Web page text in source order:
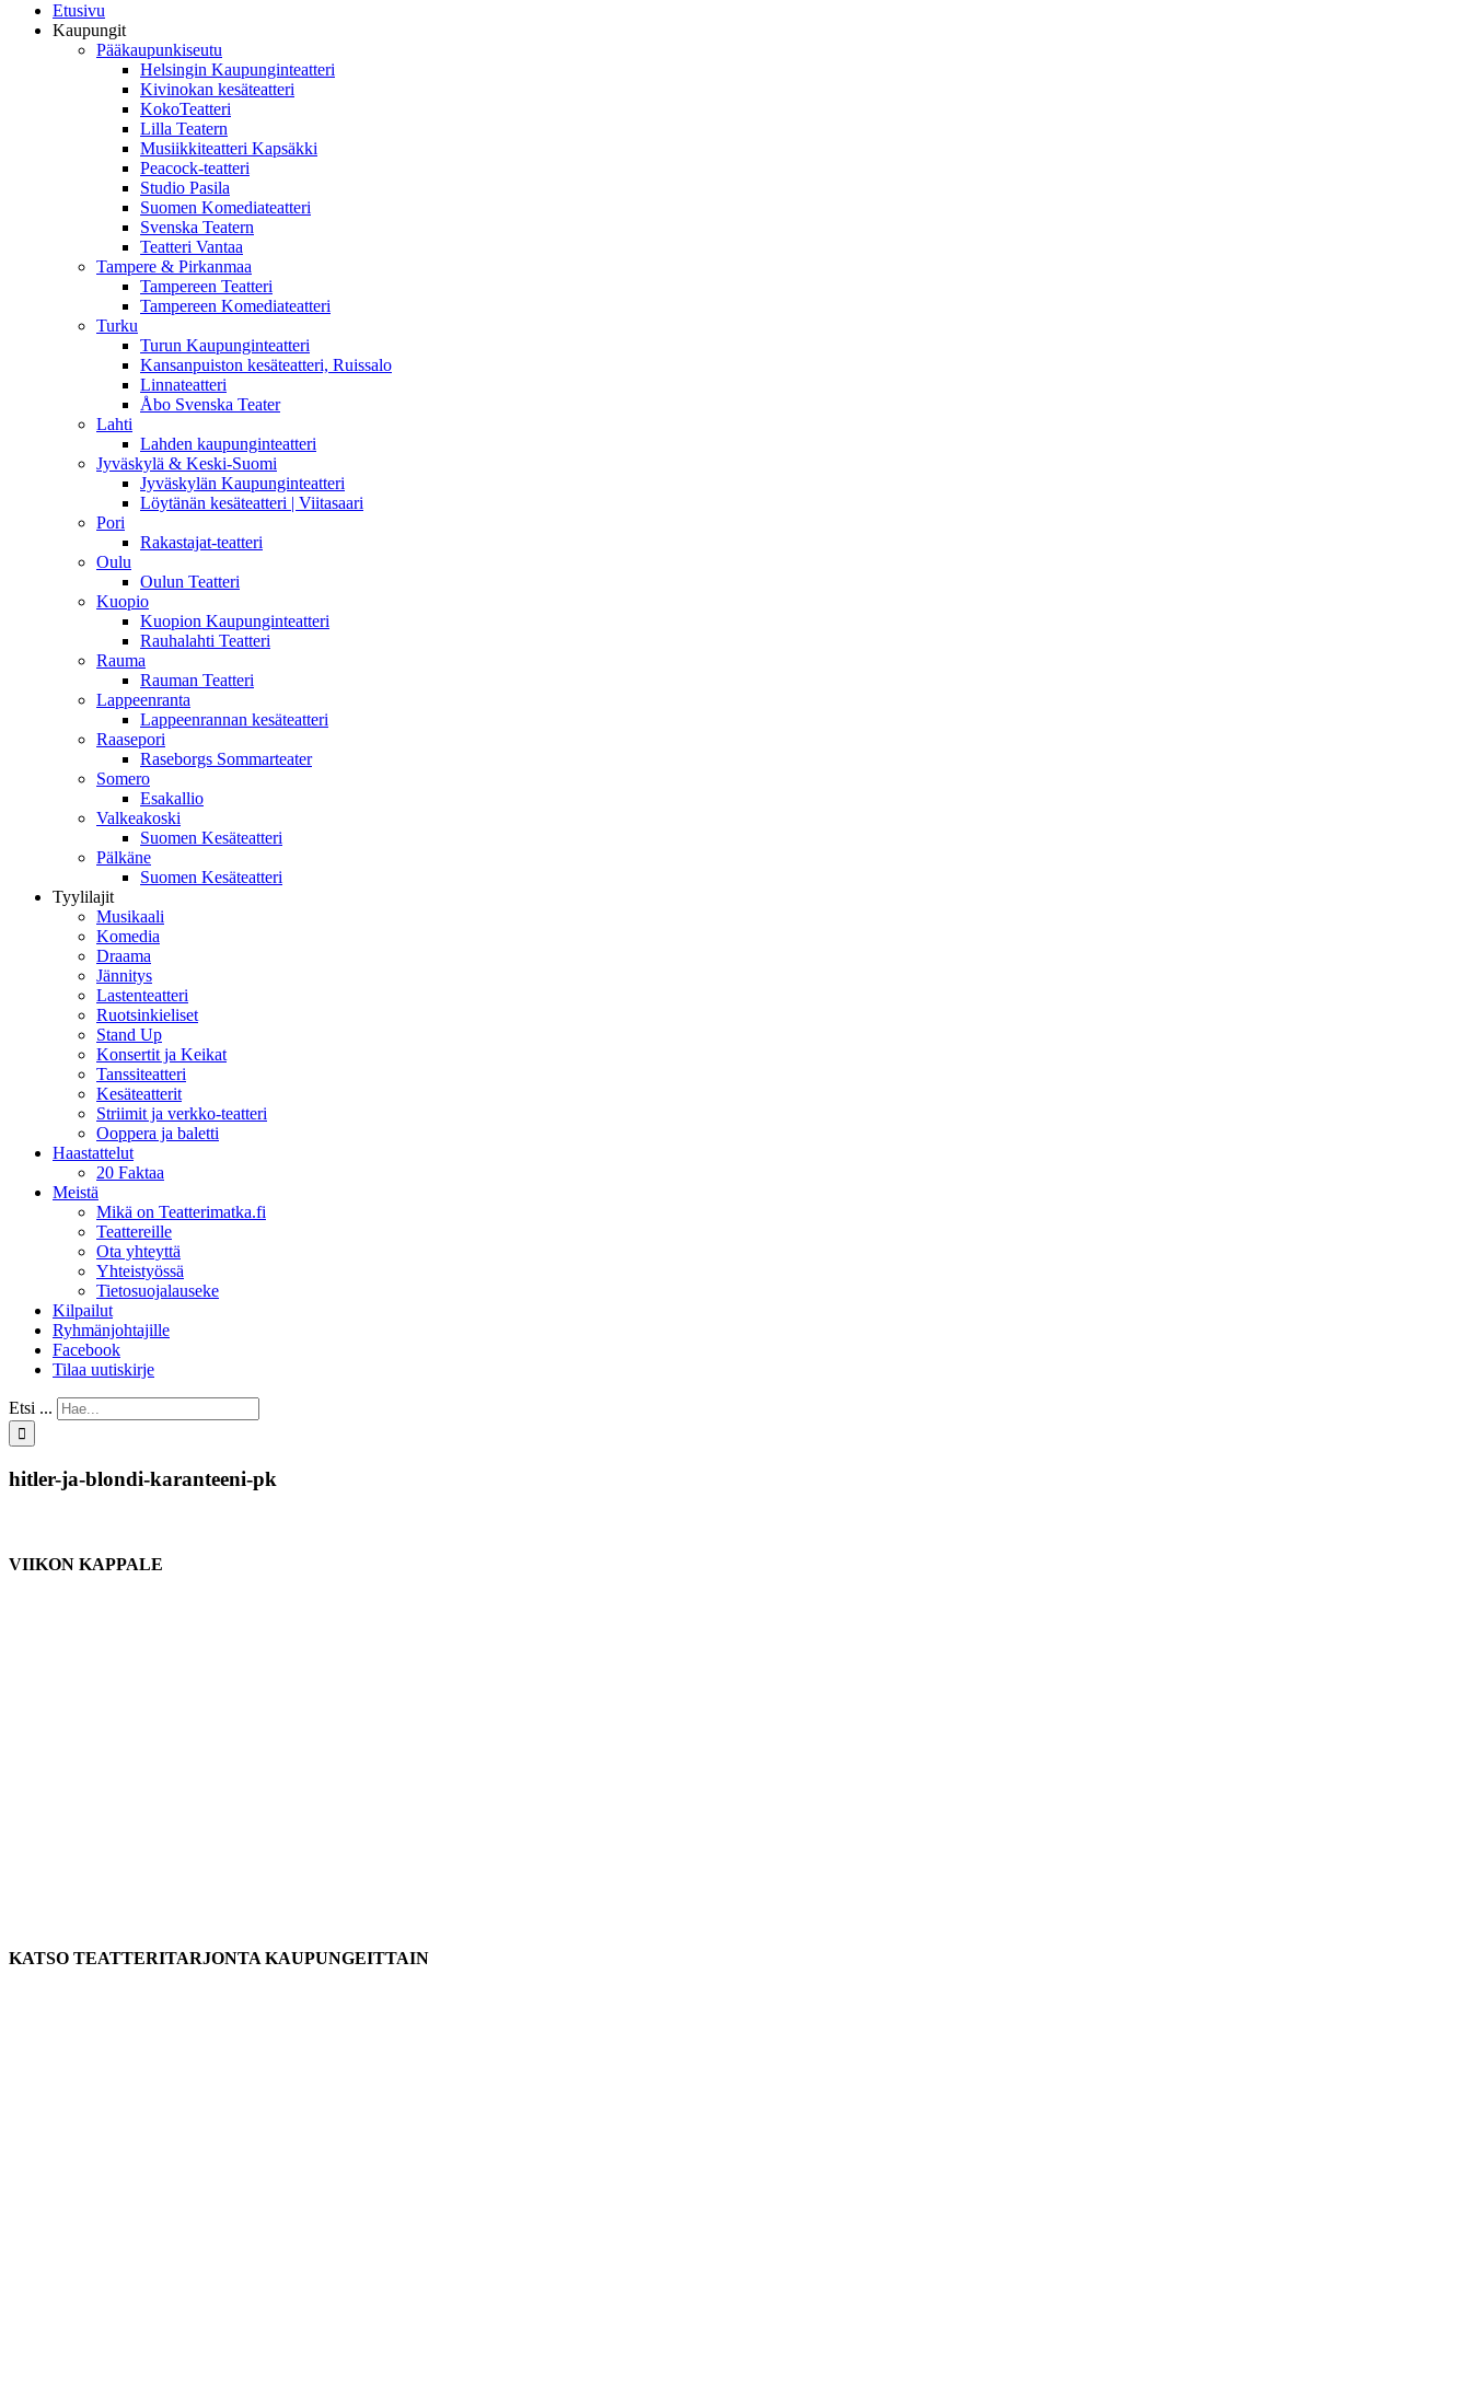
Etusivu
Kaupungit
Pääkaupunkiseutu
Helsingin Kaupunginteatteri
Kivinokan kesäteatteri
KokoTeatteri
Lilla Teatern
Musiikkiteatteri Kapsäkki
Peacock-teatteri
Studio Pasila
Suomen Komediateatteri
Svenska Teatern
Teatteri Vantaa
Tampere & Pirkanmaa
Tampereen Teatteri
Tampereen Komediateatteri
Turku
Turun Kaupunginteatteri
Kansanpuiston kesäteatteri, Ruissalo
Linnateatteri
Åbo Svenska Teater
Lahti
Lahden kaupunginteatteri
Jyväskylä & Keski-Suomi
Jyväskylän Kaupunginteatteri
Löytänän kesäteatteri | Viitasaari
Pori
Rakastajat-teatteri
Oulu
Oulun Teatteri
Kuopio
Kuopion Kaupunginteatteri
Rauhalahti Teatteri
Rauma
Rauman Teatteri
Lappeenranta
Lappeenrannan kesäteatteri
Raasepori
Raseborgs Sommarteater
Somero
Esakallio
Valkeakoski
Suomen Kesäteatteri
Pälkäne
Suomen Kesäteatteri
Tyylilajit
Musikaali
Komedia
Draama
Jännitys
Lastenteatteri
Ruotsinkieliset
Stand Up
Konsertit ja Keikat
Tanssiteatteri
Kesäteatterit
Striimit ja verkko-teatteri
Ooppera ja baletti
Haastattelut
20 Faktaa
Meistä
Mikä on Teatterimatka.fi
Teattereille
Ota yhteyttä
Yhteistyössä
Tietosuojalauseke
Kilpailut
Ryhmänjohtajille
Facebook
Tilaa uutiskirje
Etsi ...
hitler-ja-blondi-karanteeni-pk
VIIKON KAPPALE
KATSO TEATTERITARJONTA KAUPUNGEITTAIN